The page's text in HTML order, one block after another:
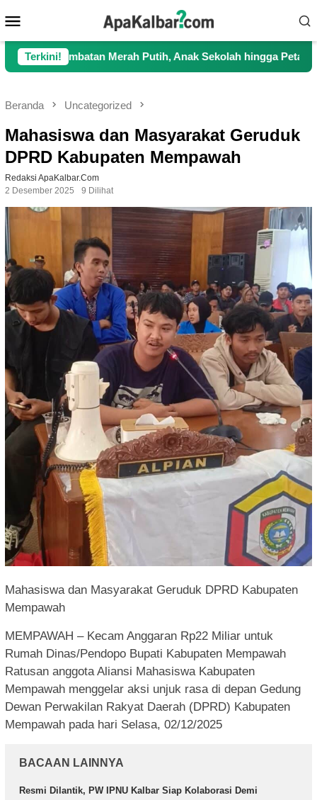
ke
kontenMobile
Terkini!
Merah Putih, Anak Sekolah hingga Petani Kini Kembali
Beranda Uncategorized
Mahasiswa dan Masyarakat Geruduk
DPRD Kabupaten Mempawah
Redaksi ApaKalbar.com
2 Desember 2025
9 Dilihat
Mahasiswa dan Masyarakat Geruduk DPRD Kabupaten
Mempawah
MEMPAWAH – Kecam Anggaran Rp22 Miliar untuk
Rumah Dinas/Pendopo Bupati Kabupaten Mempawah
Ratusan anggota Aliansi Mahasiswa Kabupaten
Mempawah menggelar aksi unjuk rasa di depan Gedung
Dewan Perwakilan Rakyat Daerah (DPRD) Kabupaten
Mempawah pada hari Selasa, 02/12/2025
BACAAN LAINNYA
Resmi Dilantik, PW IPNU Kalbar Siap Kolaborasi Demi